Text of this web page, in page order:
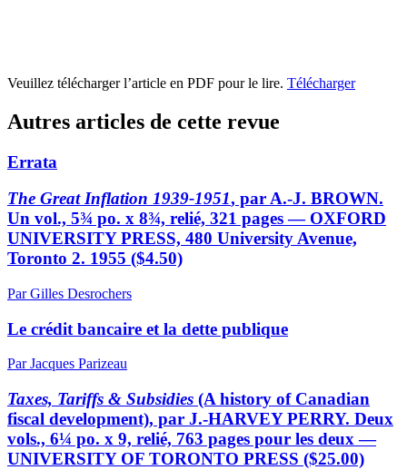
Veuillez télécharger l’article en PDF pour le lire. Télécharger
Autres articles de cette revue
Errata
The Great Inflation 1939-1951, par A.-J. BROWN.
Un vol., 5¾ po. x 8¾, relié, 321 pages — OXFORD
UNIVERSITY PRESS, 480 University Avenue,
Toronto 2. 1955 ($4.50)
Par Gilles Desrochers
Le crédit bancaire et la dette publique
Par Jacques Parizeau
Taxes, Tariffs & Subsidies (A history of Canadian
fiscal development), par J.-HARVEY PERRY. Deux
vols., 6¼ po. x 9, relié, 763 pages pour les deux —
UNIVERSITY OF TORONTO PRESS ($25.00)